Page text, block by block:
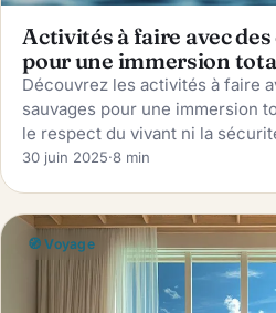
Activités à faire avec
pour une immersion
Découvrez les activités à faire
sauvages pour une immersion
le respect du vivant ni la
30 juin 2025·8 min
🧭 Voyage